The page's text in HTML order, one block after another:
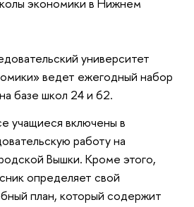
университет
ведет ежегодный набор
базе школ 24 и 62.
учащиеся включены в
работу на
Вышки. Кроме этого,
определяет свой
план, который содержит